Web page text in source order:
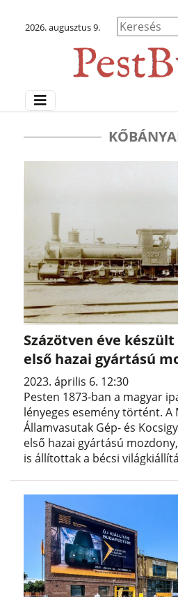
2026. augusztus 9.
Százötven éve
első hazai gyártású
2023. április 6. 12:30
Pesten 1873-ban a magyar
lényeges esemény történt. A
Államvasutak Gép- és
első hazai gyártású
is állítottak a bécsi